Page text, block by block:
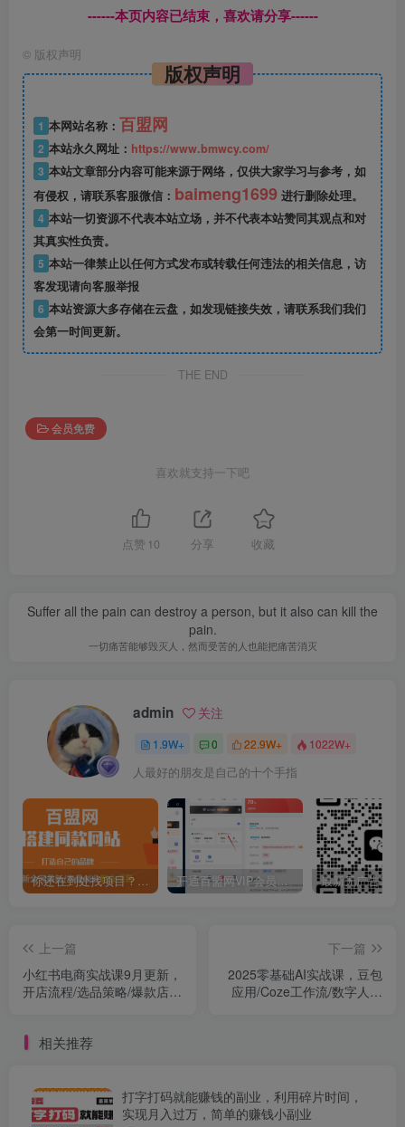
------本页内容已结束，喜欢请分享------
© 版权声明
版权声明
1 本网站名称： 百盟网
2 本站永久网址： https://www.bmwcy.com/
3 本站文章部分内容可能来源于网络，仅供大家学习与参考，如
有侵权，请联系客服微信： baimeng1699 进行删除处理。
4 本站一切资源不代表本站立场，并不代表本站赞同其观点和对
其真实性负责。
5 本站一律禁止以任何方式发布或转载任何违法的相关信息，访
客发现请向客服举报
6 本站资源大多存储在云盘，如发现链接失效，请联系我们我们
会第一时间更新。
THE END
会员免费
喜欢就支持一下吧
点赞 10 分享 收藏
Suffer all the pain can destroy a person, but it also can kill the
pain.
一切痛苦能够毁灭人，然而受苦的人也能把痛苦消灭
admin 关注
1.9W+ 0 22.9W+ 1022W+
人最好的朋友是自己的十个手指
你还在到处找项目？还在当韭菜？我靠卖项目一个月收入5万+，曾经我也是个失败者。 开通百盟网VIP会员，尊享全站资源免费下载，享70%的推广提成！！【限时五折优惠】
上一篇
小红书电商实战课9月更新，
开店流程/选品策略/爆款店铺
下一篇
2025零基础AI实战课，豆包
应用/Coze工作流/数字人制
相关推荐
打字打码就能赚钱的副业，利用碎片时间，
实现月入过万，简单的赚钱小副业